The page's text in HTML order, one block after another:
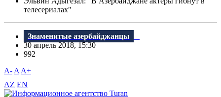
телесериалах"
Знаменитые азербайджанцы
30 апрель 2018, 15:30
992
A- A A+
AZ EN